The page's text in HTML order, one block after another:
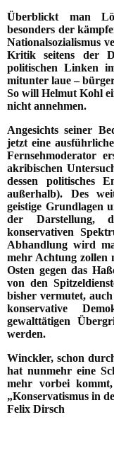
Überblickt man
besonders der
Nationalsozialismus
Kritik seitens der
politischen Linken
mitunter laue –
So will Helmut Kohl
nicht annehmen.
Angesichts seiner
jetzt eine
Fernsehmoderator
akribischen
dessen politisches
außerhalb). Des
geistige Grundlagen
der Darstellung,
konservativen
Abhandlung wird
mehr Achtung zollen
Osten gegen das
von den
bisher vermutet,
konservative
gewalttätigen
werden.
Winckler, schon
hat nunmehr eine
mehr vorbei
„Konservatismus
Felix Dirsch